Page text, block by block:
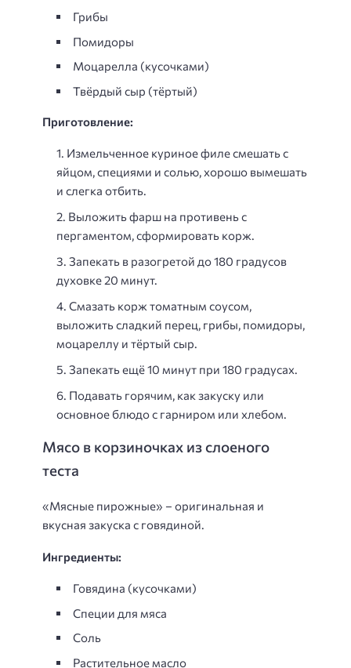
Грибы
Помидоры
Моцарелла (кусочками)
Твёрдый сыр (тёртый)
Приготовление:
Измельченное куриное филе смешать с
яйцом, специями и солью, хорошо вымешать
и слегка отбить.
Выложить фарш на противень с
пергаментом, сформировать корж.
Запекать в разогретой до 180 градусов
духовке 20 минут.
Смазать корж томатным соусом,
выложить сладкий перец, грибы, помидоры,
моцареллу и тёртый сыр.
Запекать ещё 10 минут при 180 градусах.
Подавать горячим, как закуску или
основное блюдо с гарниром или хлебом.
Мясо в корзиночках из слоеного
теста
«Мясные пирожные» – оригинальная и
вкусная закуска с говядиной.
Ингредиенты:
Говядина (кусочками)
Специи для мяса
Соль
Растительное масло